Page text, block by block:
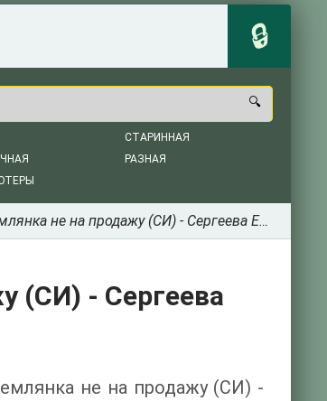
СТАРИННАЯ
РАЗНАЯ
не на продажу (СИ) - Сергеева Елена Владимировна
(СИ) - Сергеева
не на продажу (СИ) -